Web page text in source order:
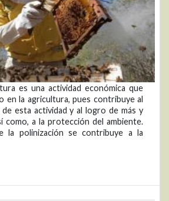
es una actividad económica que
en la agricultura, pues contribuye al
esta actividad y al logro de más y
como, a la protección del ambiente.
la polinización se contribuye a la